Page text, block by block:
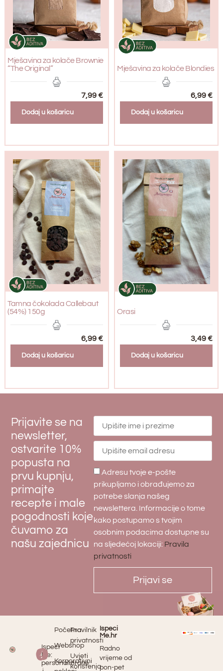
Mješavina za kolače Brownie
“The Original”
7,99€
Dodaj u košaricu
Mješavina za kolače Blondies
6,99€
Dodaj u košaricu
Tamna čokolada Callebaut
(54%) 150g
6,99€
Dodaj u košaricu
Orasi
3,49€
Dodaj u košaricu
Prijavite se na
newsletter,
ostvarite 10%
popusta na
prvu kupnju,
primajte
recepte i male
pogodnosti koje
čuvamo za
našu zajednicu
Adresu tvoje e-pošte
prikupljamo i obrađujemo za
potrebe slanja našeg
newslettera. Informacije o tome
kako postupamo s tvojim
osobnim podacima dostupne su
na sljedećoj lokaciji: Pravila
privatnosti
Prijavi se
Ispeci
Me.hr
Radno
vrijeme od
pon-pet
Ispeci
Me:
personalizirane
Početna
Webshop
Korporativni
Pravilnik
privatnosti
Uvjeti
korištenja